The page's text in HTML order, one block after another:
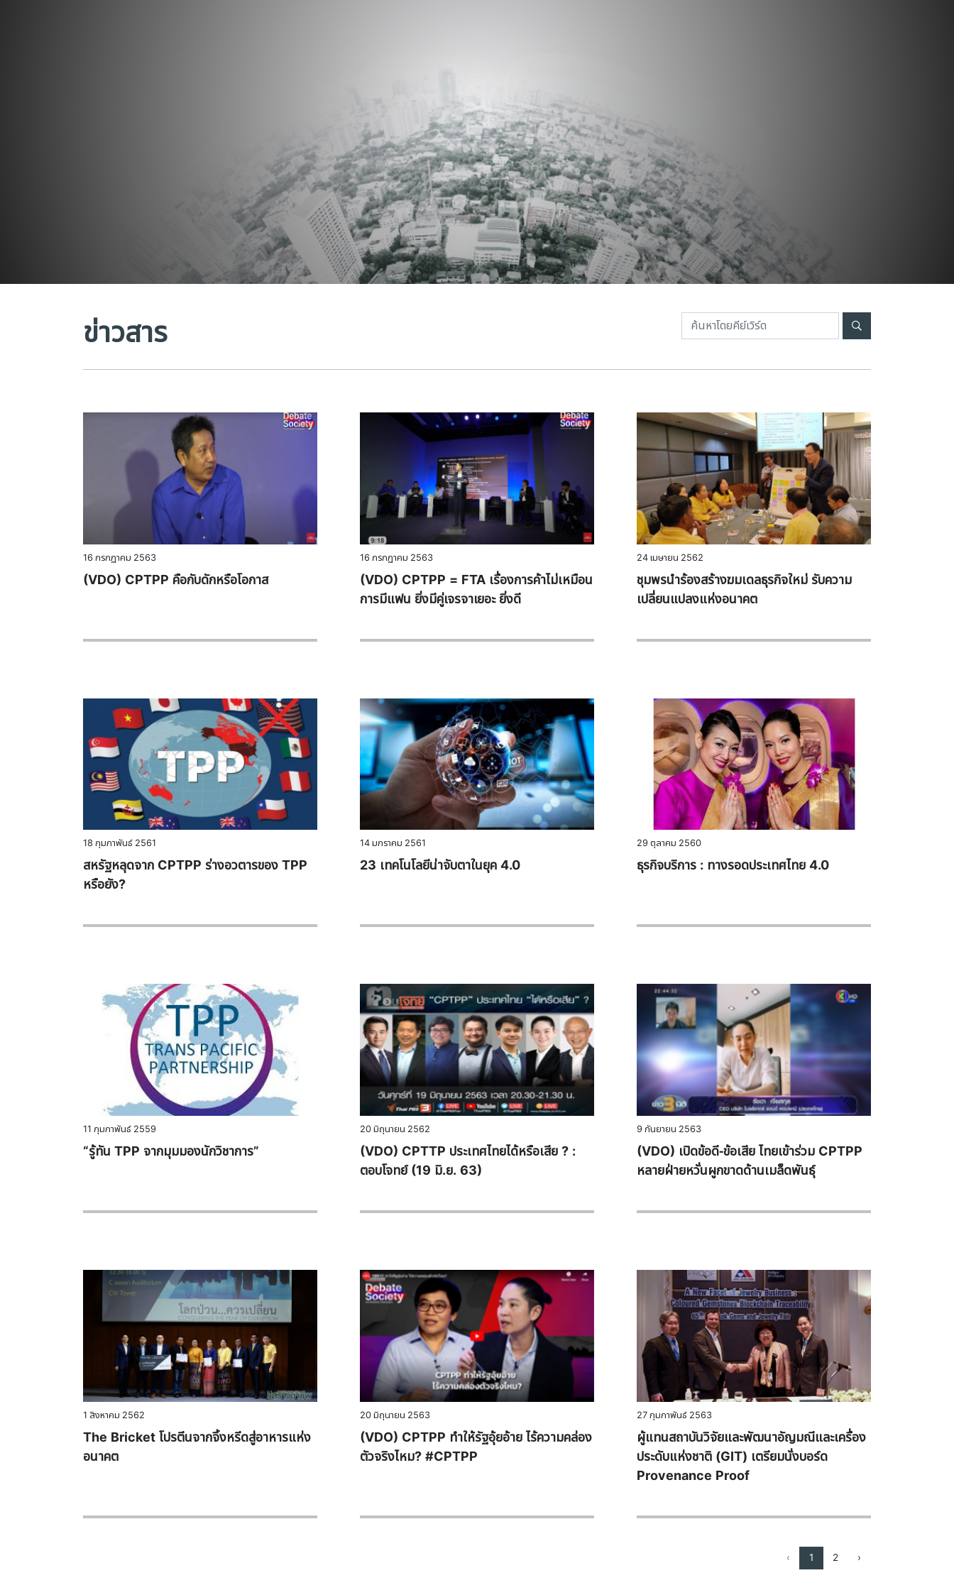
ข่าวสาร
16 กรกฏาคม 2563
(VDO) CPTPP คือกับดักหรือโอกาส
16 กรกฏาคม 2563
(VDO) CPTPP = FTA เรื่องการค้าไม่เหมือน
การมีแฟน ยิ่งมีคู่เจรจาเยอะ ยิ่งดี
24 เมษายน 2562
ชุมพรนำร้องสร้างฆมเดลธุรกิจใหม่ รับความ
เปลี่ยนแปลงแห่งอนาคต
18 กุมภาพันธ์ 2561
สหรัฐหลุดจาก CPTPP ร่างอวตารของ TPP
หรือยัง?
14 มกราคม 2561
23 เทคโนโลยีน่าจับตาในยุค 4.0
29 ตุลาคม 2560
ธุรกิจบริการ : ทางรอดประเทศไทย 4.0
11 กุมภาพันธ์ 2559
“รู้ทัน TPP จากมุมมองนักวิชาการ”
20 มิถุนายน 2562
(VDO) CPTTP ประเทศไทยได้หรือเสีย ? :
ตอบโจทย์ (19 มิ.ย. 63)
9 กันยายน 2563
(VDO) เปิดข้อดี-ข้อเสีย ไทยเข้าร่วม CPTPP
หลายฝ่ายหวั่นผูกขาดด้านเมล็ดพันธุ์
1 สิงหาคม 2562
The Bricket โปรตีนจากจิ้งหรีดสู่อาหารแห่ง
อนาคต
20 มิถุนายน 2563
(VDO) CPTPP ทำให้รัฐอุ้ยอ้าย ไร้ความคล่อง
ตัวจริงไหม? #CPTPP
27 กุมภาพันธ์ 2563
ผู้แทนสถาบันวิจัยและพัฒนาอัญมณีและเครื่อง
ประดับแห่งชาติ (GIT) เตรียมนั่งบอร์ด
Provenance Proof
‹ 1 2 ›